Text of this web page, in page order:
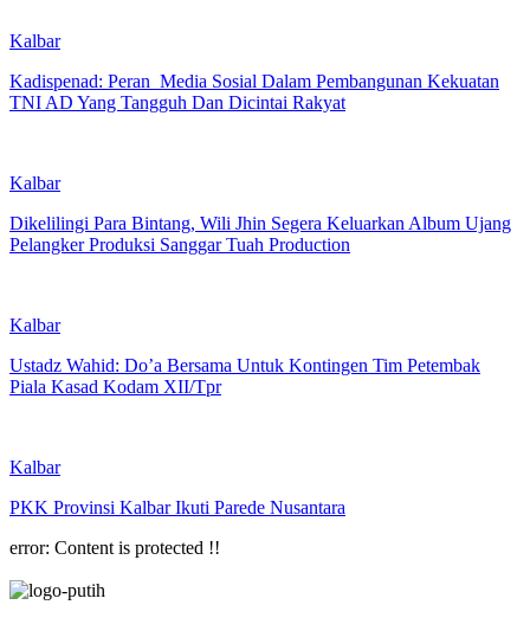
Kalbar
Kadispenad: Peran Media Sosial Dalam Pembangunan Kekuatan
TNI AD Yang Tangguh Dan Dicintai Rakyat
Kalbar
Dikelilingi Para Bintang, Wili Jhin Segera Keluarkan Album Ujang
Pelangker Produksi Sanggar Tuah Production
Kalbar
Ustadz Wahid: Do’a Bersama Untuk Kontingen Tim Petembak
Piala Kasad Kodam XII/Tpr
Kalbar
PKK Provinsi Kalbar Ikuti Parede Nusantara
error: Content is protected !!